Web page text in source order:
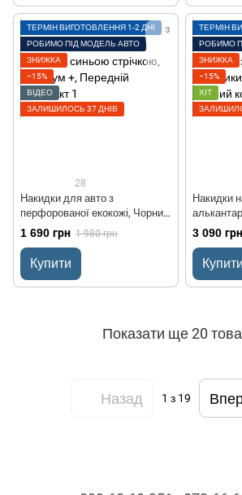
ТЕРМІН ВИГОТОВЛЕННЯ 1-2 ДНІ
РОБИМО ПІД МОДЕЛЬ АВТО
ЗНИЖКА
−15%
ВІДЕО
ЗАЛИШИЛОСЬ 37 ДНІВ
28
Накидки для авто з
перфорованої екокожі, Чорний
з синьою стрічкою, Преміум +,
Передній комплект
1 690 грн 1 980 грн
Купити
ТЕРМІН
РОБИМО
ЗНИЖКА
−15%
ХІТ
Накидки
замші),
Преміум
3 090 грн
Купити
Показати ще 20
Назад 1 з 19